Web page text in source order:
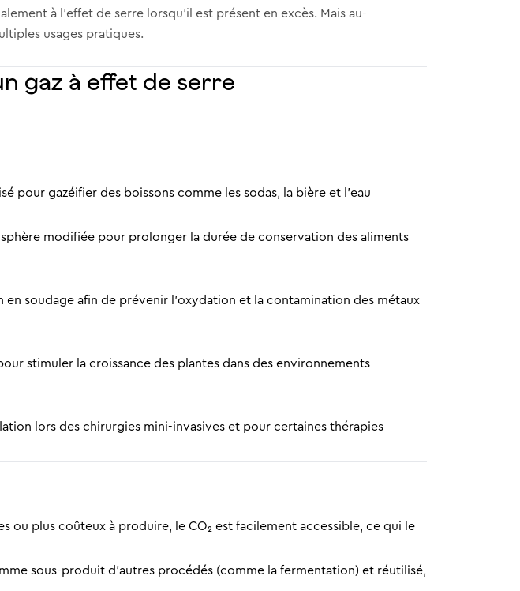
à l’effet de serre lorsqu’il est présent en excès. Mais au-
usages pratiques.
gaz à effet de serre
pour gazéifier des boissons comme les sodas, la bière et l’eau
modifiée pour prolonger la durée de conservation des aliments
soudage afin de prévenir l’oxydation et la contamination des métaux
stimuler la croissance des plantes dans des environnements
lors des chirurgies mini-invasives et pour certaines thérapies
ou plus coûteux à produire, le CO₂ est facilement accessible, ce qui le
sous-produit d’autres procédés (comme la fermentation) et réutilisé,